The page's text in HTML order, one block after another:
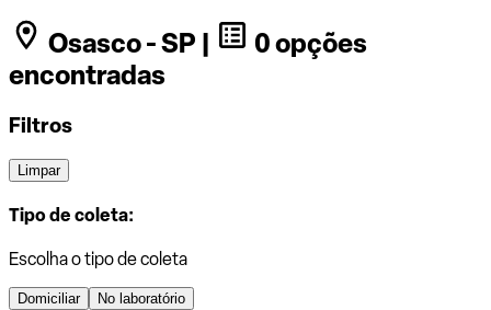
Osasco - SP |
0 opções
encontradas
Filtros
Limpar
Tipo de coleta:
Escolha o tipo de coleta
Domiciliar No laboratório